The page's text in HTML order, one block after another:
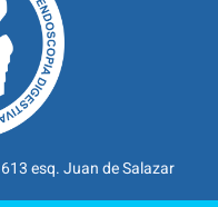
esq. Juan de Salazar